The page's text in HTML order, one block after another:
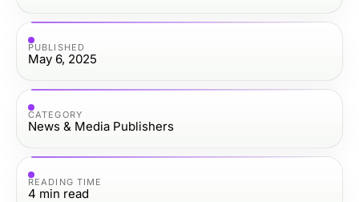
PUBLISHED
May 6, 2025
CATEGORY
News & Media Publishers
READING TIME
4 min read